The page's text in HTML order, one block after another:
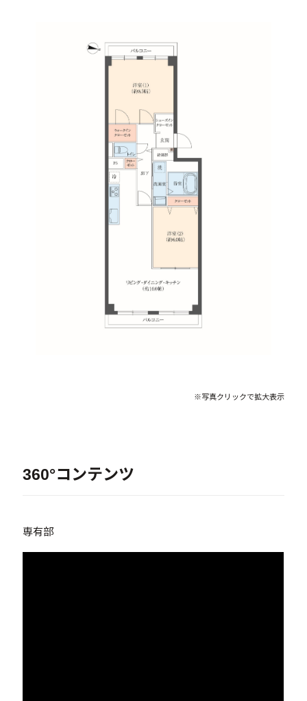
お問い合わせ・資料請求
セミナー・イベント申込み
お客様相談室
0120-634-319
受付時間：10:00〜19:00
（土日及び祝日を除く）
※写真クリックで拡大表示
360°コンテンツ
専有部